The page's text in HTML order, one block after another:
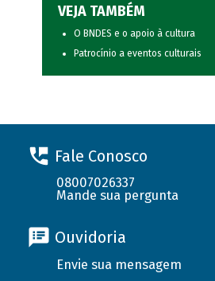
VEJA TAMBÉM
O BNDES e o apoio à cultura
Patrocínio a eventos culturais
Fale Conosco
08007026337
Mande sua pergunta
Ouvidoria
Envie sua mensagem